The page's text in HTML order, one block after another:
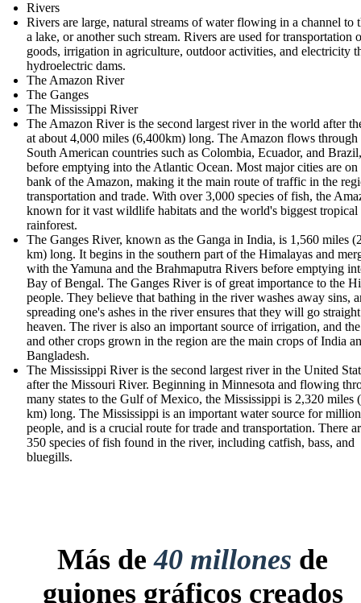
Rivers
Rivers are large, natural streams of water flowing in a channel to
a lake, or another such stream. Rivers are used for transportation
goods, irrigation in agriculture, outdoor activities, and electricity
hydroelectric dams.
The Amazon River
The Ganges
The Mississippi River
The Amazon River is the second largest river in the world after
at about 4,000 miles (6,400km) long. The Amazon flows through
South American countries such as Colombia, Ecuador, and Brazil,
before emptying into the Atlantic Ocean. Most major cities are on
bank of the Amazon, making it the main route of traffic in the
transportation and trade. With over 3,000 species of fish, the
known for it vast wildlife habitats and the world's biggest tropical
rainforest.
The Ganges River, known as the Ganga in India, is 1,560 miles
km) long. It begins in the southern part of the Himalayas and
with the Yamuna and the Brahmaputra Rivers before emptying
Bay of Bengal. The Ganges River is of great importance to the
people. They believe that bathing in the river washes away sins,
spreading one's ashes in the river ensures that they will go
heaven. The river is also an important source of irrigation, and
and other crops grown in the region are the main crops of India
Bangladesh.
The Mississippi River is the second largest river in the United
after the Missouri River. Beginning in Minnesota and flowing
many states to the Gulf of Mexico, the Mississippi is 2,320 miles
km) long. The Mississippi is an important water source for
people, and is a crucial route for trade and transportation. There
350 species of fish found in the river, including catfish, bass, and
bluegills.
Más de40 millones de
guiones gráficos creados